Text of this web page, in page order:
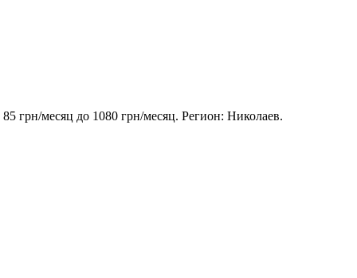
грн/месяц до 1080 грн/месяц. Регион: Николаев.